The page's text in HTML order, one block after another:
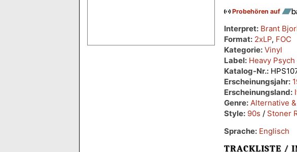
Probehören auf
Interpret: Brant
Format: 2xLP, FOC
Kategorie: Vinyl
Label: Heavy
Katalog-Nr.:
Erscheinungsjahr:
Erscheinungsland:
Genre: Alternative
Style: 90s / Stoner
Sprache: Englisch
TRACKLISTE /